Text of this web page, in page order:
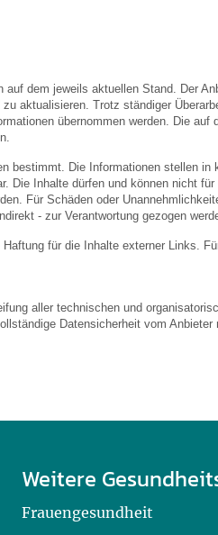
dem jeweils aktuellen Stand. Der
aktualisieren. Trotz ständiger
übernommen werden. Die auf
bestimmt. Die Informationen stellen
Die Inhalte dürfen und können nicht
Für Schäden oder
- zur Verantwortung gezogen
für die Inhalte externer Links.
aller technischen und
Datensicherheit vom
Weitere
Frauengesundheit